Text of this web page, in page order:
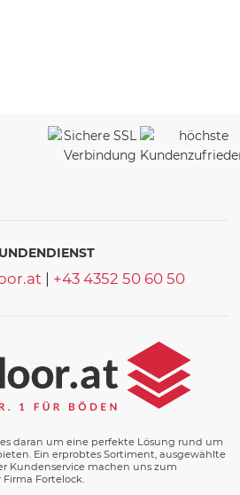
| +43 4352 50 60 50
daran um eine perfekte Lösung rund um
Ein erprobtes Sortiment, ausgewählte
Kundenservice machen uns zum
Fortelock.